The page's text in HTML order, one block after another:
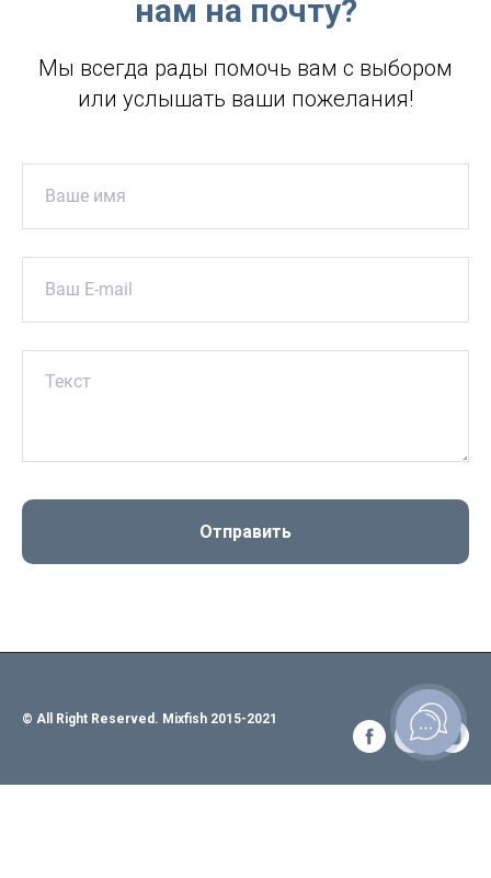
нам на почту?
Мы всегда рады помочь вам с выбором
или услышать ваши пожелания!
Отправить
© All Right Reserved. Mixfish 2015-2021